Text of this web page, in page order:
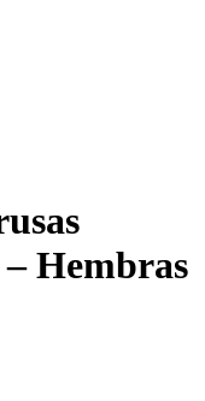
Hembras